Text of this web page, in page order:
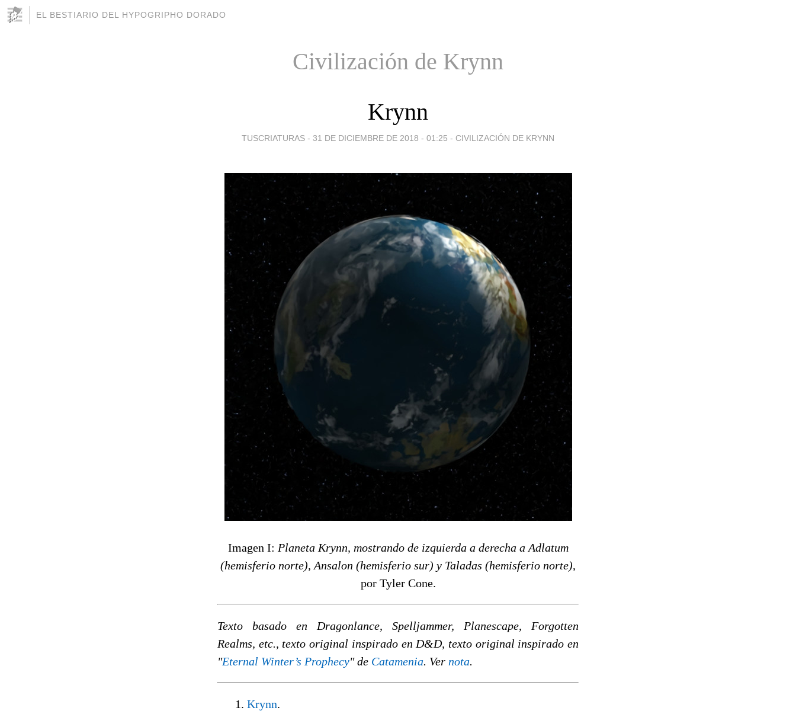
EL BESTIARIO DEL HYPOGRIPHO DORADO
Civilización de Krynn
Krynn
TUSCRIATURAS - 31 DE DICIEMBRE DE 2018 - 01:25 - CIVILIZACIÓN DE KRYNN
Imagen I: Planeta Krynn, mostrando de izquierda a derecha a Adlatum
(hemisferio norte), Ansalon (hemisferio sur) y Taladas (hemisferio norte),
por Tyler Cone.
Texto basado en Dragonlance, Spelljammer, Planescape, Forgotten
Realms, etc., texto original inspirado en D&D, texto original inspirado en
"Eternal Winter’s Prophecy" de Catamenia. Ver nota.
1. Krynn.